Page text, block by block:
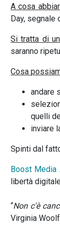
A cosa
Day, segnale
Si tratta di
saranno
Cosa
andare
quelli
inviare
Spinti dal
Boost Media
libertà
“Non c'è
Virginia Woolf